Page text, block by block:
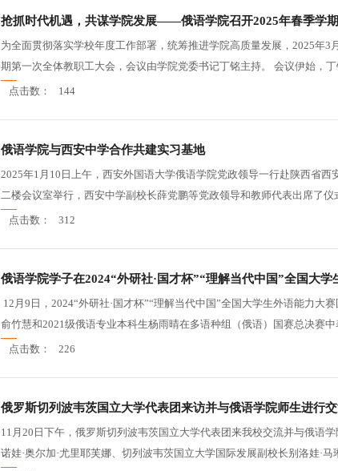
抢抓时代机遇，共谋学院发展——俄语学院召开2025年春季学
为全面贯彻落实学校年度工作部署，统筹推进学院高质量发展，2025年
期第一次全体教职工大会，会议由学院党委书记丁铭主持。 会议伊始，
点击数： 144
俄语学院与西安中学合作共建实习基地
2025年1月10日上午，西安外国语大学俄语学院党政领导一行赴陕西省
二楼会议室举行，西安中学副校长薛党鹏等党政领导和教师代表出席了仪
点击数： 312
俄语学院学子在2024“外研社·国才杯”“理解当代中国”全国大
12月9日，2024“外研社·国才杯”“理解当代中国”全国大学生外语能力大
俞竹慧和2021级俄语专业本科生杨雨晴在多语种组（俄语）国赛总决赛
点击数： 226
俄罗斯切列波韦茨国立大学代表团来访并与俄语学院师生进行
11月20日下午，俄罗斯切列波韦茨国立大学代表团来我校交流并与俄语
诺娃·奥尔加·尤里耶芙娜、切列波韦茨国立大学国际发展副校长别洛娃·马